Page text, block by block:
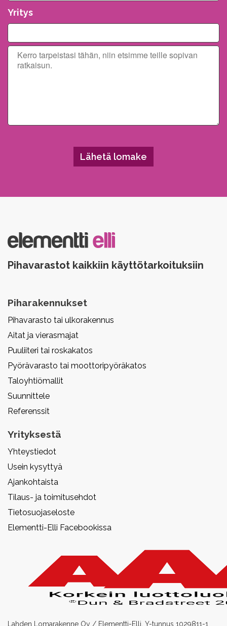
Yritys
Pihavarastot kaikkiin käyttötarkoituksiin
Piharakennukset
Pihavarasto tai ulkorakennus
Aitat ja vierasmajat
Puuliiteri tai roskakatos
Pyörävarasto tai moottoripyöräkatos
Taloyhtiömallit
Suunnittele
Referenssit
Yrityksestä
Yhteystiedot
Usein kysyttyä
Ajankohtaista
Tilaus- ja toimitusehdot
Tietosuojaseloste
Elementti-Elli Facebookissa
Lahden Lomarakenne Oy / Elementti-Elli, Y-tunnus 1029811-1